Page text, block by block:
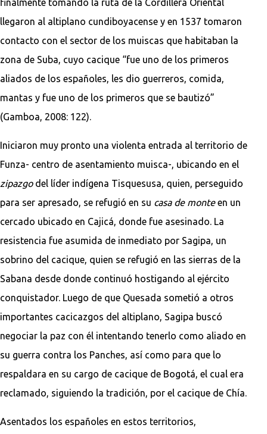
finalmente tomando la ruta de la Cordillera Oriental
llegaron al altiplano cundiboyacense y en 1537 tomaron
contacto con el sector de los muiscas que habitaban la
zona de Suba, cuyo cacique “fue uno de los primeros
aliados de los españoles, les dio guerreros, comida,
mantas y fue uno de los primeros que se bautizó”
(Gamboa, 2008: 122).
Iniciaron muy pronto una violenta entrada al territorio de
Funza- centro de asentamiento muisca-, ubicando en el
zipazgodel líder indígena Tisquesusa, quien, perseguido
para ser apresado, se refugió en su casa de monteen un
cercado ubicado en Cajicá, donde fue asesinado. La
resistencia fue asumida de inmediato por Sagipa, un
sobrino del cacique, quien se refugió en las sierras de la
Sabana desde donde continuó hostigando al ejército
conquistador. Luego de que Quesada sometió a otros
importantes cacicazgos del altiplano, Sagipa buscó
negociar la paz con él intentando tenerlo como aliado en
su guerra contra los Panches, así como para que lo
respaldara en su cargo de cacique de Bogotá, el cual era
reclamado, siguiendo la tradición, por el cacique de Chía.
Asentados los españoles en estos territorios,